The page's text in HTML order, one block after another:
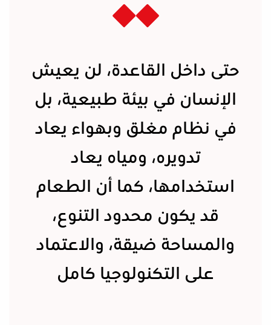
حتى داخل القاعدة، لن يعيش
الإنسان في بيئة طبيعية، بل
في نظام مغلق وبهواء يعاد
تدويره، ومياه يعاد
استخدامها، كما أن الطعام
قد يكون محدود التنوع،
والمساحة ضيقة، والاعتماد
على التكنولوجيا كامل